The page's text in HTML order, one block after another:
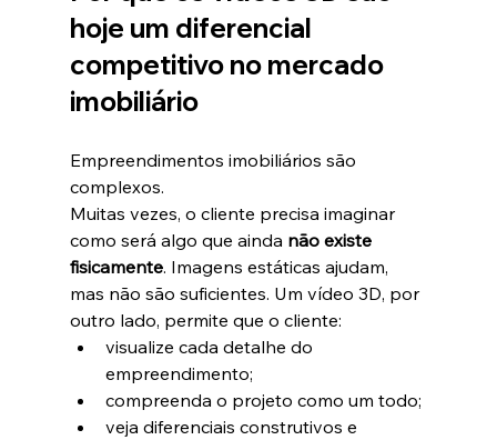
hoje um diferencial
competitivo no mercado
imobiliário
Empreendimentos imobiliários são
complexos.
Muitas vezes, o cliente precisa imaginar
como será algo que ainda não existe
fisicamente. Imagens estáticas ajudam,
mas não são suficientes. Um vídeo 3D, por
outro lado, permite que o cliente:
visualize cada detalhe do
empreendimento;
compreenda o projeto como um todo;
veja diferenciais construtivos e